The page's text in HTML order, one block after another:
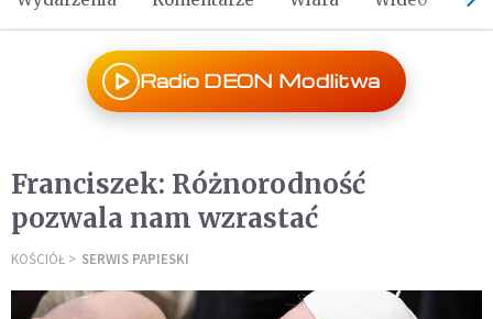
Radio DEON Modlitwa
Franciszek: Różnorodność
pozwala nam wzrastać
KOŚCIÓŁ SERWIS PAPIESKI